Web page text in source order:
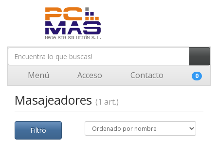
Menú Acceso Contacto 0
Masajeadores (1 art.)
Filtro